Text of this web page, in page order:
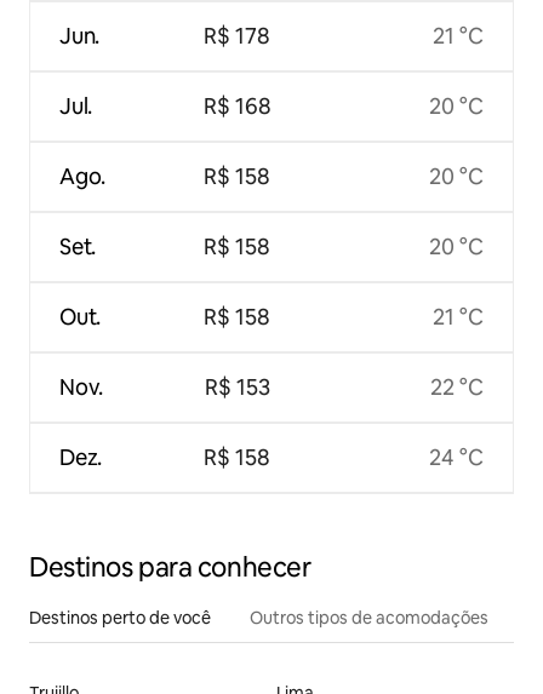
Jun.
Jul.
Ago.
Set.
Out.
Nov.
Dez.
R$ 178
R$ 168
R$ 158
R$ 158
R$ 158
R$ 153
R$ 158
21 °C
20 °C
20 °C
20 °C
21 °C
22 °C
24 °C
Destinos para conhecer
Destinos perto de você Outros tipos de acomodações